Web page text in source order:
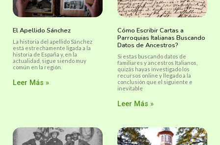
El Apellido Sánchez
La historia del apellido Sánchez
está estrechamente ligada a la
historia de España y, en la
actualidad, sigue siendo muy
común en la región.
Leer Más »
Cómo Escribir Cartas a
Parroquias Italianas Buscando
Datos de Ancestros?
Si estas buscando datos de
familiares y ancestros Italianos,
quizás hayas investigado los
recursos online y llegado a la
conclusión que el siguiente e
inevitable
Leer Más »